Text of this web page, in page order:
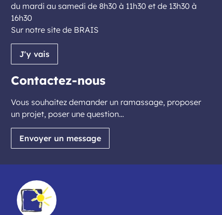
du mardi au samedi de 8h30 à 11h30 et de 13h30 à
16h30
Sur notre site de BRAIS
J'y vais
Contactez-nous
Vous souhaitez demander un ramassage, proposer
un projet, poser une question…
Envoyer un message